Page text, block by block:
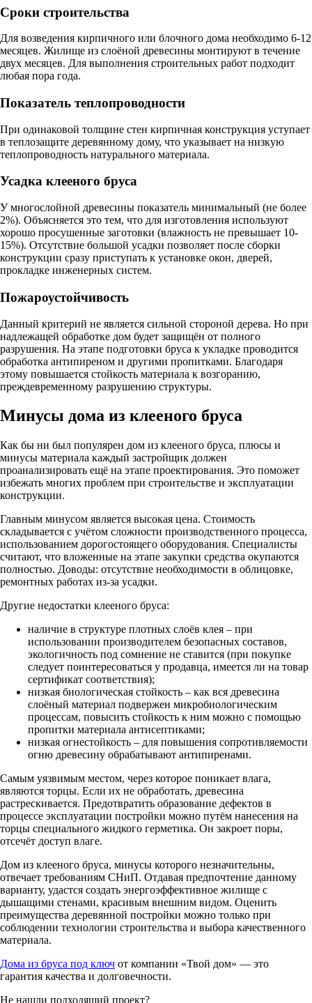
Сроки строительства
Для возведения кирпичного или блочного дома необходимо 6-12
месяцев. Жилище из слоёной древесины монтируют в течение
двух месяцев. Для выполнения строительных работ подходит
любая пора года.
Показатель теплопроводности
При одинаковой толщине стен кирпичная конструкция уступает
в теплозащите деревянному дому, что указывает на низкую
теплопроводность натурального материала.
Усадка клееного бруса
У многослойной древесины показатель минимальный (не более
2%). Объясняется это тем, что для изготовления используют
хорошо просушенные заготовки (влажность не превышает 10-
15%). Отсутствие большой усадки позволяет после сборки
конструкции сразу приступать к установке окон, дверей,
прокладке инженерных систем.
Пожароустойчивость
Данный критерий не является сильной стороной дерева. Но при
надлежащей обработке дом будет защищён от полного
разрушения. На этапе подготовки бруса к укладке проводится
обработка антипиреном и другими пропитками. Благодаря
этому повышается стойкость материала к возгоранию,
преждевременному разрушению структуры.
Минусы дома из клееного бруса
Как бы ни был популярен дом из клееного бруса, плюсы и
минусы материала каждый застройщик должен
проанализировать ещё на этапе проектирования. Это поможет
избежать многих проблем при строительстве и эксплуатации
конструкции.
Главным минусом является высокая цена. Стоимость
складывается с учётом сложности производственного процесса,
использованием дорогостоящего оборудования. Специалисты
считают, что вложенные на этапе закупки средства окупаются
полностью. Доводы: отсутствие необходимости в облицовке,
ремонтных работах из-за усадки.
Другие недостатки клееного бруса:
наличие в структуре плотных слоёв клея – при
использовании производителем безопасных составов,
экологичность под сомнение не ставится (при покупке
следует поинтересоваться у продавца, имеется ли на товар
сертификат соответствия);
низкая биологическая стойкость – как вся древесина
слоёный материал подвержен микробиологическим
процессам, повысить стойкость к ним можно с помощью
пропитки материала антисептиками;
низкая огнестойкость – для повышения сопротивляемости
огню древесину обрабатывают антипиренами.
Самым уязвимым местом, через которое поникает влага,
являются торцы. Если их не обработать, древесина
растрескивается. Предотвратить образование дефектов в
процессе эксплуатации постройки можно путём нанесения на
торцы специального жидкого герметика. Он закроет поры,
отсечёт доступ влаге.
Дом из клееного бруса, минусы которого незначительны,
отвечает требованиям СНиП. Отдавая предпочтение данному
варианту, удастся создать энергоэффективное жилище с
дышащими стенами, красивым внешним видом. Оценить
преимущества деревянной постройки можно только при
соблюдении технологии строительства и выбора качественного
материала.
Дома из бруса под ключ от компании «Твой дом» — это
гарантия качества и долговечности.
Не нашли подходящий проект?